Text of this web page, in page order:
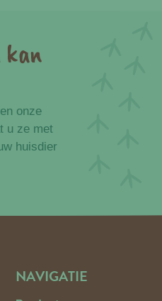
kan
onze
u ze met
huisdier
NAVIGATIE